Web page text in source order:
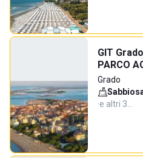
GIT
PARCO
Grado
·e altri 3…